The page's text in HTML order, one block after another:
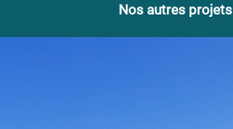
Nos autres projets